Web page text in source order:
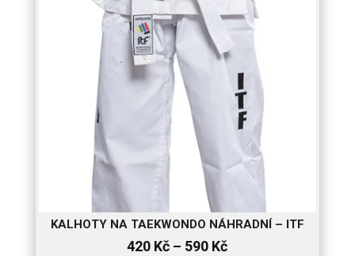
KALHOTY NA TAEKWONDO NÁHRADNÍ – ITF
420 Kč – 590 KčRozpětí